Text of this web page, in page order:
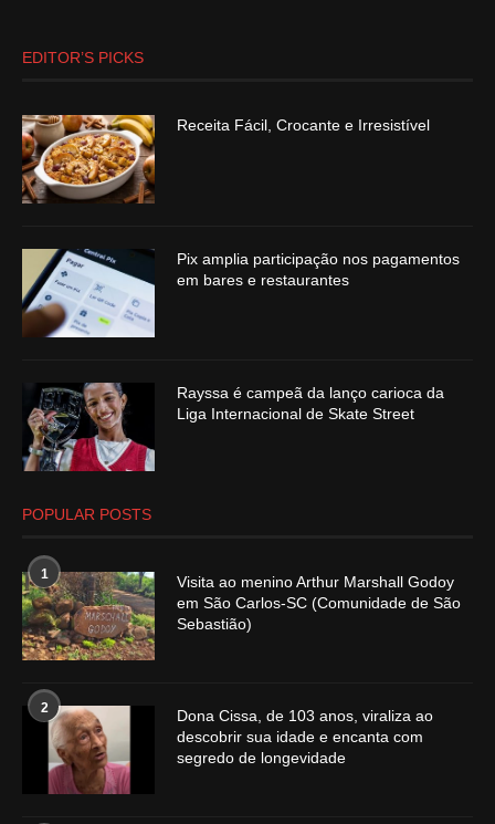
EDITOR’S PICKS
Receita Fácil, Crocante e Irresistível
Pix amplia participação nos pagamentos
em bares e restaurantes
Rayssa é campeã da lanço carioca da
Liga Internacional de Skate Street
POPULAR POSTS
1
Visita ao menino Arthur Marshall Godoy
em São Carlos-SC (Comunidade de São
Sebastião)
2
Dona Cissa, de 103 anos, viraliza ao
descobrir sua idade e encanta com
segredo de longevidade